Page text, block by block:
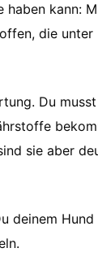
haben kann:
die unter
Du
sie aber
deinem Hund